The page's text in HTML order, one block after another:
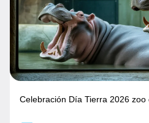
Celebración Día Tierra 2026 zoo